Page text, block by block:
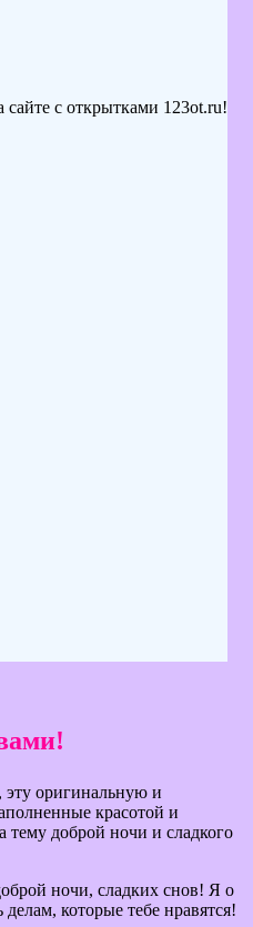
с открытками 123ot.ru!
эту оригинальную и
красотой и
доброй ночи и сладкого
ночи, сладких снов! Я о
которые тебе нравятся!